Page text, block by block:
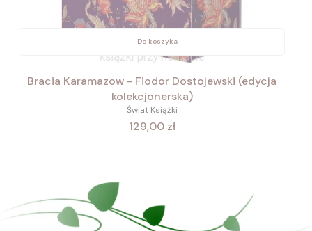
Do koszyka
Bracia Karamazow - Fiodor Dostojewski (edycja
kolekcjonerska)
Świat Książki
Cena
129,00 zł